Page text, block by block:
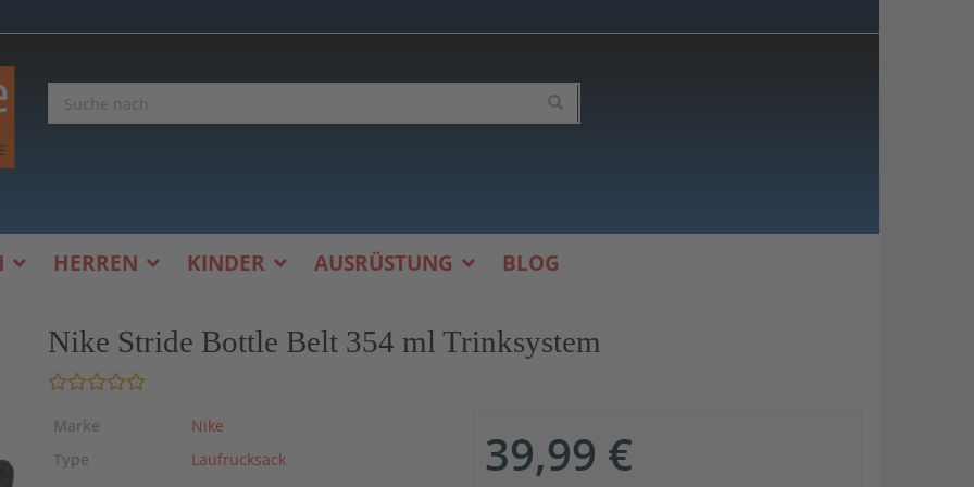
HERREN KINDER AUSRÜSTUNG BLOG
Nike Stride Bottle Belt 354 ml Trinksystem
39,99 €
Marke
Nike
Type
Laufrucksack